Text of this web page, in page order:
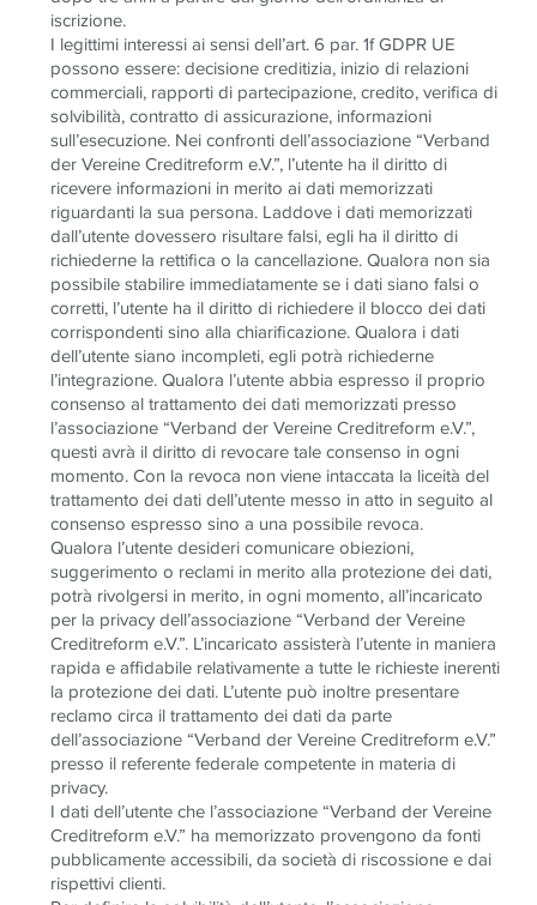
iscrizione.
I legittimi interessi ai sensi dell’art. 6 par. 1f GDPR UE
possono essere: decisione creditizia, inizio di relazioni
commerciali, rapporti di partecipazione, credito, verifica di
solvibilità, contratto di assicurazione, informazioni
sull’esecuzione. Nei confronti dell’associazione “Verband
der Vereine Creditreform e.V.”, l’utente ha il diritto di
ricevere informazioni in merito ai dati memorizzati
riguardanti la sua persona. Laddove i dati memorizzati
dall’utente dovessero risultare falsi, egli ha il diritto di
richiederne la rettifica o la cancellazione. Qualora non sia
possibile stabilire immediatamente se i dati siano falsi o
corretti, l’utente ha il diritto di richiedere il blocco dei dati
corrispondenti sino alla chiarificazione. Qualora i dati
dell’utente siano incompleti, egli potrà richiederne
l’integrazione. Qualora l’utente abbia espresso il proprio
consenso al trattamento dei dati memorizzati presso
l’associazione “Verband der Vereine Creditreform e.V.”,
questi avrà il diritto di revocare tale consenso in ogni
momento. Con la revoca non viene intaccata la liceità del
trattamento dei dati dell’utente messo in atto in seguito al
consenso espresso sino a una possibile revoca.
Qualora l’utente desideri comunicare obiezioni,
suggerimento o reclami in merito alla protezione dei dati,
potrà rivolgersi in merito, in ogni momento, all’incaricato
per la privacy dell’associazione “Verband der Vereine
Creditreform e.V.”. L’incaricato assisterà l’utente in maniera
rapida e affidabile relativamente a tutte le richieste inerenti
la protezione dei dati. L’utente può inoltre presentare
reclamo circa il trattamento dei dati da parte
dell’associazione “Verband der Vereine Creditreform e.V.”
presso il referente federale competente in materia di
privacy.
I dati dell’utente che l’associazione “Verband der Vereine
Creditreform e.V.” ha memorizzato provengono da fonti
pubblicamente accessibili, da società di riscossione e dai
rispettivi clienti.